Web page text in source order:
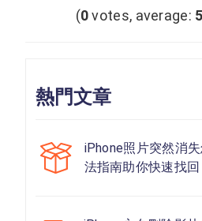
(0votes, average:
熱門文章
iPhone照片突然消
法指南助你快速找回